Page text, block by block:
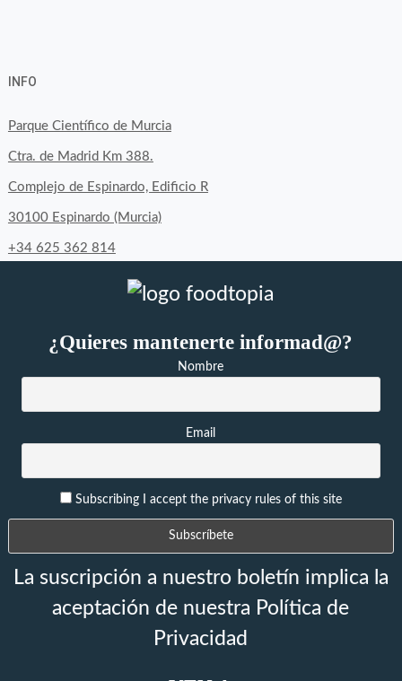
byfoodtopia
en
Facebook
byfoodtopia
en
Twitter
byfoodtopia
en
Instagram
INFO
Parque Científico de Murcia
Ctra. de Madrid Km 388.
Complejo de Espinardo, Edificio R
30100 Espinardo (Murcia)
+34 625 362 814
¿Quieres mantenerte informad@?
Nombre
Email
Subscribing I accept the privacy rules of this site
La suscripción a nuestro boletín implica la
aceptación de nuestra Política de
Privacidad